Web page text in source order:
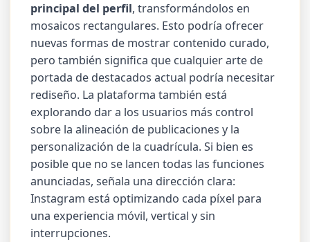
principal del perfil, transformándolos en
mosaicos rectangulares. Esto podría ofrecer
nuevas formas de mostrar contenido curado,
pero también significa que cualquier arte de
portada de destacados actual podría necesitar
rediseño. La plataforma también está
explorando dar a los usuarios más control
sobre la alineación de publicaciones y la
personalización de la cuadrícula. Si bien es
posible que no se lancen todas las funciones
anunciadas, señala una dirección clara:
Instagram está optimizando cada píxel para
una experiencia móvil, vertical y sin
interrupciones.